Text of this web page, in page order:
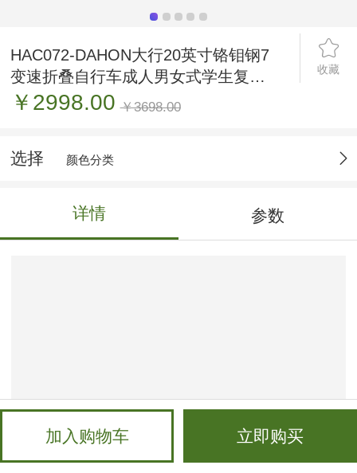
HAC072-DAHON大行20英寸铬钼钢7
变速折叠自行车成人男女式学生复古
单车D7
收藏
￥2998.00 ￥3698.00
选择 颜色分类
详情 参数
加入购物车 立即购买